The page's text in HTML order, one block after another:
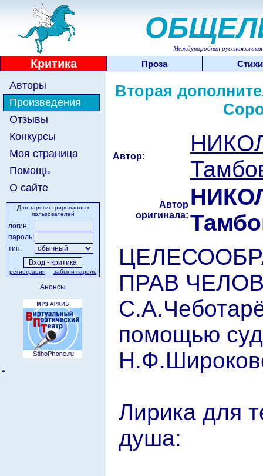
Международная
Критика Проза Стихи
Авторы
Произведения
Отзывы
Конкурсы
Моя страница
Помощь
О сайте
Для зарегистрированных
пользователей
логин:
пароль:
тип:
регистрация забыли пароль
Анонсы
Вторая
Автор:
Автор
оригинала:
ПРАВ
помощью
Лирика для
душа: